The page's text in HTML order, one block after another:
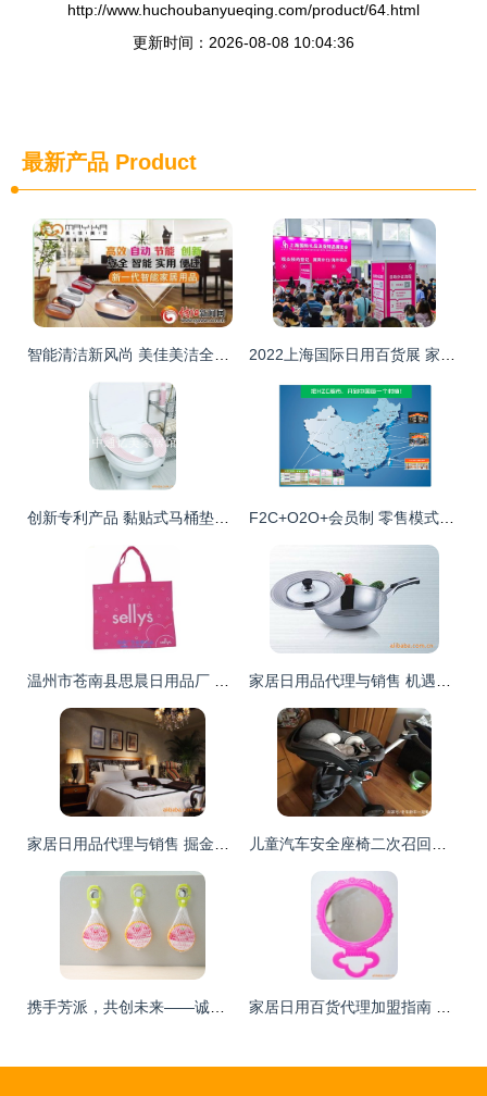
http://www.huchoubanyueqing.com/product/64.html
更新时间：2026-08-08 10:04:36
最新产品 Product